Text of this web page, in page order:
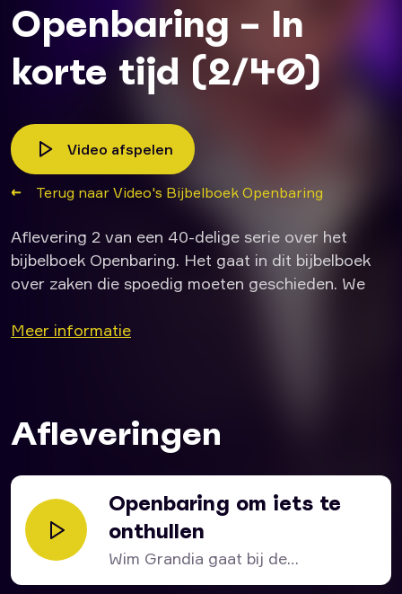
Openbaring – In
korte tijd (2/40)
Video afspelen
Terug naar Video's Bijbelboek Openbaring
Aflevering 2 van een 40-delige serie over het
bijbelboek Openbaring. Het gaat in dit bijbelboek
over zaken die spoedig moeten geschieden. We
wat is de overeenkomst tussen wat Johannes
Meer informatie
Afleveringen
Openbaring om iets te
onthullen
Wim Grandia gaat bij de
behandeling uit van een...